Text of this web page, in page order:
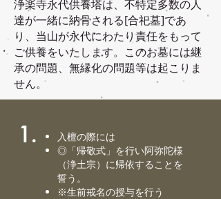
浄楽寺永代供養塔は、不特定多数の人
達が一緒に納骨される[合祀墓]であ
り、当山が永代にわたり責任をもって
ご供養をいたします。このお墓には継
承の問題、無縁化の問題等は起こりま
せん。
1.
入檀の際には
◎「帰敬式」を行い阿弥陀様
（浄土宗）に帰依することを
誓う。
※生前戒名の授与を行う